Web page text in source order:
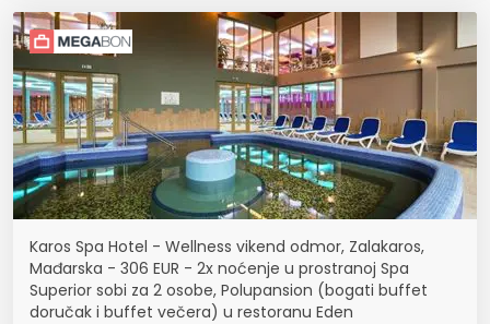
Karos Spa Hotel - Wellness vikend odmor, Zalakaros,
Mađarska - 306 EUR - 2x noćenje u prostranoj Spa
Superior sobi za 2 osobe, Polupansion (bogati buffet
doručak i buffet večera) u restoranu Eden